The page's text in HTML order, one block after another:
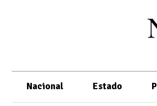
Nacional Estado